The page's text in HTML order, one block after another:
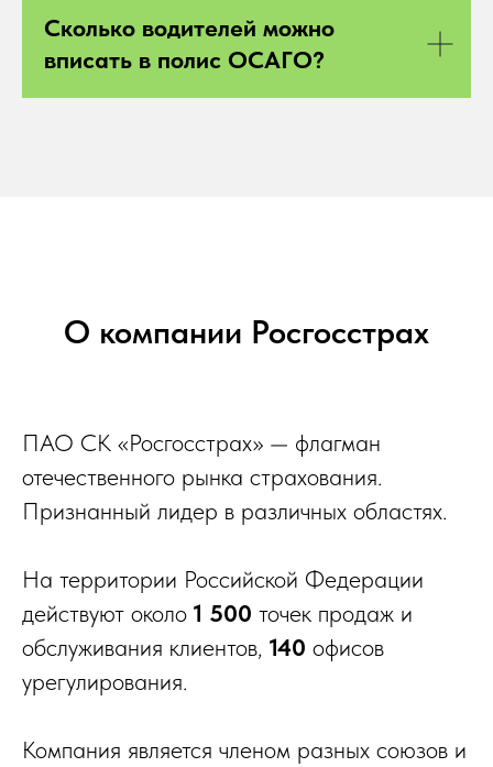
Сколько водителей можно
вписать в полис ОСАГО?
О компании Росгосстрах
ПАО СК «Росгосстрах» — флагман
отечественного рынка страхования.
Признанный лидер в различных областях.
На территории Российской Федерации
действуют около 1 500 точек продаж и
обслуживания клиентов, 140 офисов
урегулирования.
Компания является членом разных союзов и